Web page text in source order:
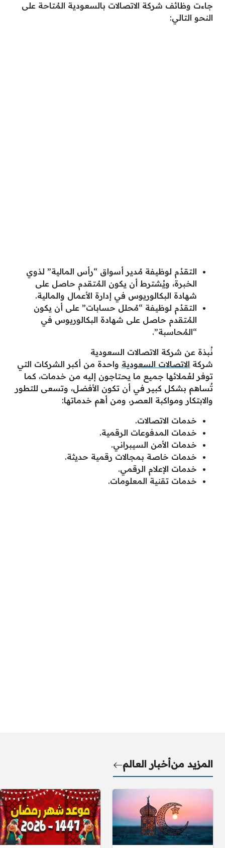
جاءت وظائف شركة الاتصالات بالسعودية المُتاحة على
النحو التالي:
التقدُم لوظيفة مُدير أسواق “رأس المالية” لذوي
الخبرة، ويُشترط أن يكون المُتقدم حاصل على
شهادة البكالوريوس في إدارة الأعمال والمالية.
التقدُم لوظيفة “مُحلل حسابات” على أن يكون
المُتقدم حاصل على شهادة البكالوريوس في
“المُحاسبة”.
نُبذة عن شركة الاتصالات السعودية
شركة الاتصالات السعودية واحدة من أكبر الشركات التي
توفر لعُملائها جميع ما يحتاجون إليه من خدمات، كما
تُساهم بشكل كبير في أن تكون الأفضل، وتسعى للتطور
والابتكار ومواكبة العصر، ومن أهم خدماتها:
خدمات الاتصالات.
خدمات المدفوعات الرقمية.
خدمات الأمن السيبراني.
خدمات خاصة بمجالات رقمية حديثة.
خدمات الإعلام الرقمي.
خدمات تقنية المعلومات.
المزيد منأخبار العالم